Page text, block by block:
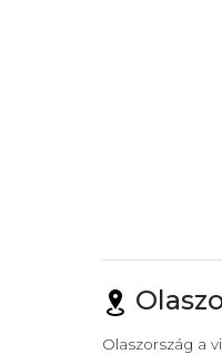
Olaszország a